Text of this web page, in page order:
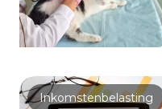
Inkomstenbelasting